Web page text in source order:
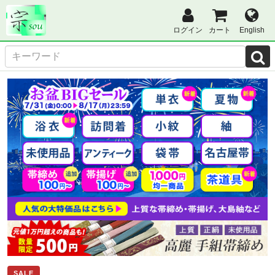
ログイン カート English
SALE